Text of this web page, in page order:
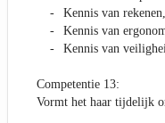
Kennis van
Kennis van
Kennis van
Competentie 13:
Vormt het haar tijdelijk